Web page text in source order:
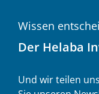
Wissen
Der Helaba
Und wir teilen